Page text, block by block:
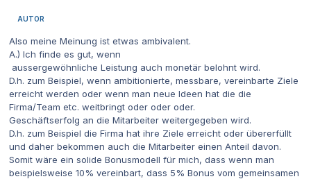
AUTOR
Also meine Meinung ist etwas ambivalent.
A.) Ich finde es gut, wenn
aussergewöhnliche Leistung auch monetär belohnt wird.
D.h. zum Beispiel, wenn ambitionierte, messbare, vereinbarte Ziele
erreicht werden oder wenn man neue Ideen hat die die
Firma/Team etc. weitbringt oder oder oder.
Geschäftserfolg an die Mitarbeiter weitergegeben wird.
D.h. zum Beispiel die Firma hat ihre Ziele erreicht oder übererfüllt
und daher bekommen auch die Mitarbeiter einen Anteil davon.
Somit wäre ein solide Bonusmodell für mich, dass wenn man
beispielsweise 10% vereinbart, dass 5% Bonus vom gemeinsamen